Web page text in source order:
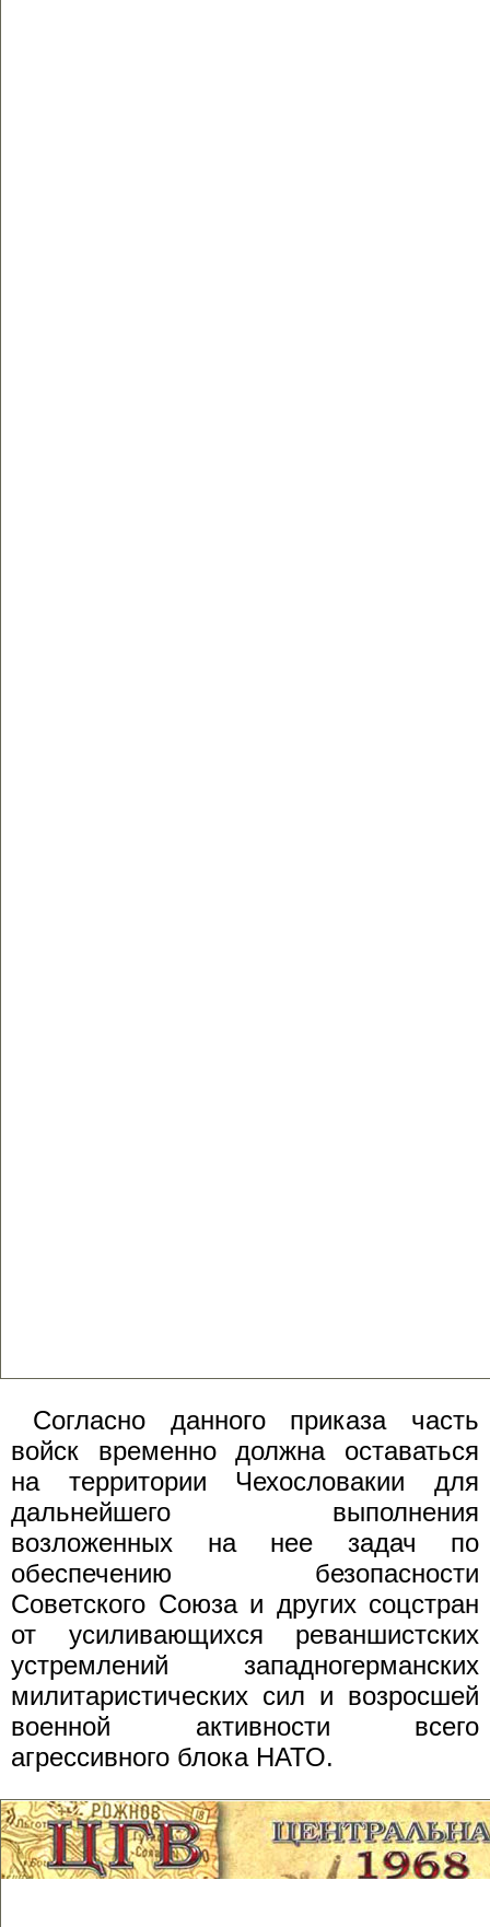
Согласно данного приказа часть
войск временно должна оставаться
на территории Чехословакии для
дальнейшего выполнения
возложенных на нее задач по
обеспечению безопасности
Советского Союза и других соцстран
от усиливающихся реваншистских
устремлений западногерманских
милитаристических сил и возросшей
военной активности всего
агрессивного блока НАТО.